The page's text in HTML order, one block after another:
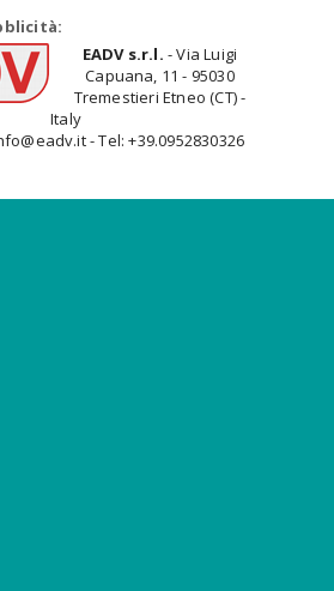
EADV s.r.l. - Via Luigi
Capuana, 11 - 95030
Tremestieri Etneo (CT) -
Italy
- Tel: +39.0952830326